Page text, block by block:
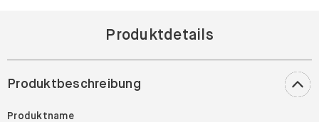
Produktdetails
Produktbeschreibung
Produktname